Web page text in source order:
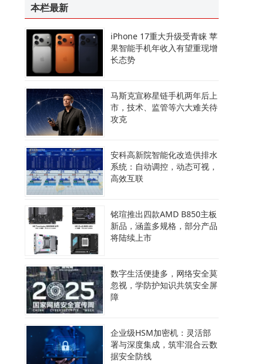
本栏最新
iPhone 17重大升级受青睐 苹
果智能手机年收入有望重现增
长态势
马斯克宣称星链手机两年后上
市，技术、监管等六大难关待
攻克
安科高新院智能化改造供排水
系统：自动调控，动态可视，
高效互联
铭瑄推出四款AMD B850主板
新品，涵盖多规格，部分产品
将陆续上市
数字生活便捷多，网络安全莫
忽视，学防护知识共筑安全屏
障
企业级HSM加密机：灵活部
署与深度集成，筑牢混合云数
据安全防线